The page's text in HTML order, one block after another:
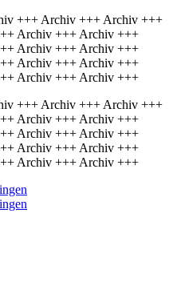
+++ Archiv +++ Archiv +++
Archiv +++ Archiv +++
Archiv +++ Archiv +++
Archiv +++ Archiv +++
Archiv +++ Archiv +++
+++ Archiv +++ Archiv +++
Archiv +++ Archiv +++
Archiv +++ Archiv +++
Archiv +++ Archiv +++
Archiv +++ Archiv +++